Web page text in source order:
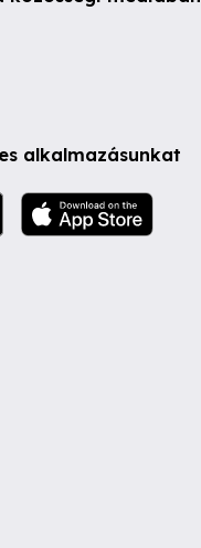
alkalmazásunkat